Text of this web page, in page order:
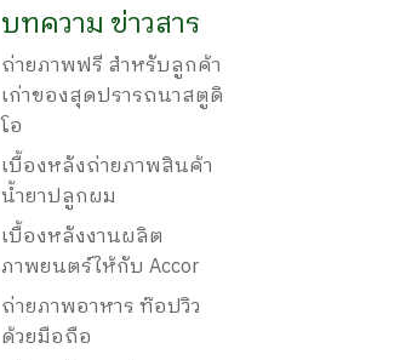
บทความ ข่าวสาร
ถ่ายภาพฟรี สำหรับลูกค้า
เก่าของสุดปรารถนาสตูดิ
โอ
เบื้องหลังถ่ายภาพสินค้า
น้ำยาปลูกผม
เบื้องหลังงานผลิต
ภาพยนตร์ให้กับ Accor
ถ่ายภาพอาหาร ท๊อปวิว
ด้วยมือถือ